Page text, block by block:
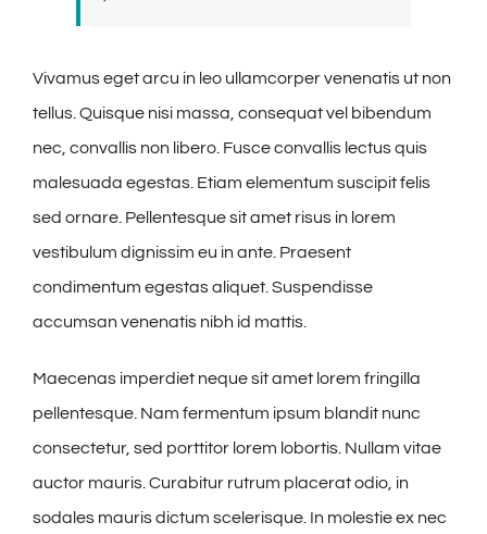
Vivamus eget arcu in leo ullamcorper venenatis ut non
tellus. Quisque nisi massa, consequat vel bibendum
nec, convallis non libero. Fusce convallis lectus quis
malesuada egestas. Etiam elementum suscipit felis
sed ornare. Pellentesque sit amet risus in lorem
vestibulum dignissim eu in ante. Praesent
condimentum egestas aliquet. Suspendisse
accumsan venenatis nibh id mattis.
Maecenas imperdiet neque sit amet lorem fringilla
pellentesque. Nam fermentum ipsum blandit nunc
consectetur, sed porttitor lorem lobortis. Nullam vitae
auctor mauris. Curabitur rutrum placerat odio, in
sodales mauris dictum scelerisque. In molestie ex nec